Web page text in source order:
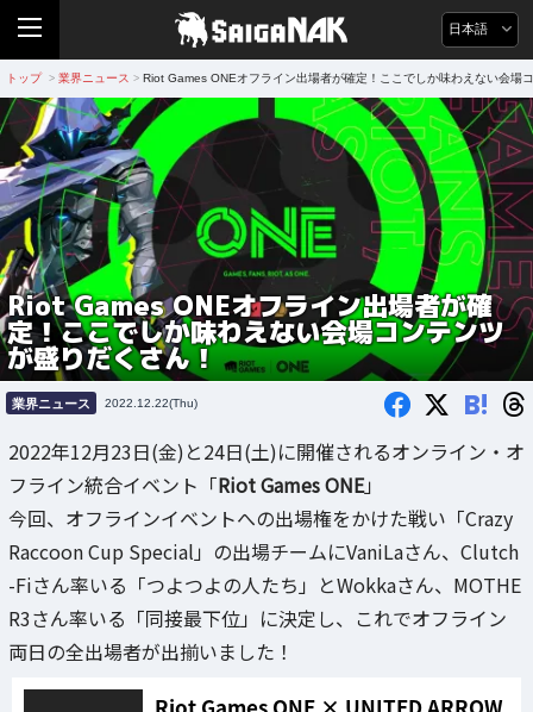
日本語
トップ > 業界ニュース > Riot Games ONEオフライン出場者が確定！ここでしか味わえない会場
Riot Games ONEオフライン出場者が確
定！ここでしか味わえない会場コンテンツ
が盛りだくさん！
業界ニュース 2022.12.22(Thu) B!
2022年12月23日(金)と24日(土)に開催されるオンライン・オ
フライン統合イベント「Riot Games ONE」
今回、オフラインイベントへの出場権をかけた戦い「Crazy
Raccoon Cup Special」の出場チームにVaniLaさん、Clutch
-Fiさん率いる「つよつよの人たち」とWokkaさん、MOTHE
R3さん率いる「同接最下位」に決定し、これでオフライン
両日の全出場者が出揃いました！